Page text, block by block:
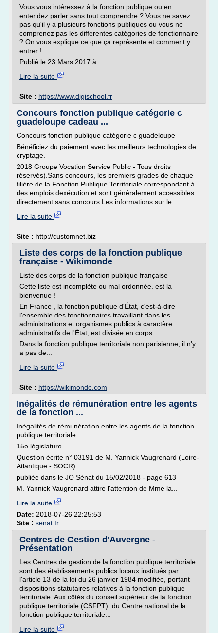
Vous vous intéressez à la fonction publique ou en
entendez parler sans tout comprendre ? Vous ne savez
pas qu'il y a plusieurs fonctions publiques ou vous ne
comprenez pas les différentes catégories de fonctionnaire
? On vous explique ce que ça représente et comment y
entrer !
Publié le 23 Mars 2017 à...
Lire la suite
Site : https://www.digischool.fr
Concours fonction publique catégorie c
guadeloupe cadeau ...
Concours fonction publique catégorie c guadeloupe
Bénéficiez du paiement avec les meilleurs technologies de
cryptage.
2018 Groupe Vocation Service Public - Tous droits
réservés).Sans concours, les premiers grades de chaque
filière de la Fonction Publique Territoriale correspondant à
des emplois dexécution et sont généralement accessibles
directement sans concours.Les informations sur le...
Lire la suite
Site : http://customnet.biz
Liste des corps de la fonction publique
française - Wikimonde
Liste des corps de la fonction publique française
Cette liste est incomplète ou mal ordonnée. est la
bienvenue !
En France , la fonction publique d'État, c'est-à-dire
l'ensemble des fonctionnaires travaillant dans les
administrations et organismes publics à caractère
administratifs de l'État, est divisée en corps .
Dans la fonction publique territoriale non parisienne, il n'y
a pas de...
Lire la suite
Site : https://wikimonde.com
Inégalités de rémunération entre les agents
de la fonction ...
Inégalités de rémunération entre les agents de la fonction
publique territoriale
15e législature
Question écrite n° 03191 de M. Yannick Vaugrenard (Loire-
Atlantique - SOCR)
publiée dans le JO Sénat du 15/02/2018 - page 613
M. Yannick Vaugrenard attire l'attention de Mme la...
Lire la suite
Date: 2018-07-26 22:25:53
Site : senat.fr
Centres de Gestion d'Auvergne -
Présentation
Les Centres de gestion de la fonction publique territoriale
sont des établissements publics locaux institués par
l'article 13 de la loi du 26 janvier 1984 modifiée, portant
dispositions statutaires relatives à la fonction publique
territoriale. Aux côtés du conseil supérieur de la fonction
publique territoriale (CSFPT), du Centre national de la
fonction publique territoriale...
Lire la suite